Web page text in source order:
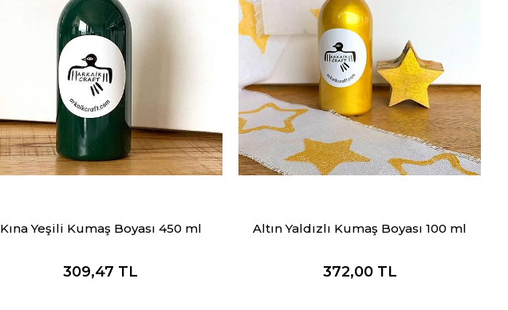
Kına Yeşili Kumaş Boyası 450 ml
309,47 TL
Altın Yaldızlı Kumaş Boyası 100 ml
372,00 TL